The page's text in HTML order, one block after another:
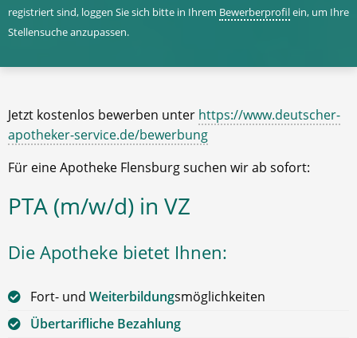
registriert sind, loggen Sie sich bitte in Ihrem Bewerberprofilein, um Ihre
Stellensuche anzupassen.
Jetzt kostenlos bewerben unter https://www.deutscher-
apotheker-service.de/bewerbung
Für eine Apotheke Flensburg suchen wir ab sofort:
PTA (m/w/d) in VZ
Die Apotheke bietet Ihnen:
Fort- und Weiterbildungsmöglichkeiten
Übertarifliche Bezahlung